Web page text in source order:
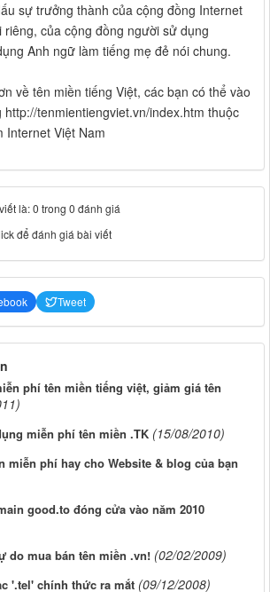
sự trưởng thành của cộng đồng Internet
riêng, của cộng đồng người sử dụng
Anh ngữ làm tiếng mẹ đẻ nói chung.
về tên miền tiếng Việt, các bạn có thể vào
tenmientiengviet.vn/index.htm thuộc
Internet Việt Nam
là: 0 trong 0 đánh giá
để đánh giá bài viết
Tweet
phí tên miền tiếng việt, giảm giá tên
miễn phí tên miền .TK (15/08/2010)
miễn phí hay cho Website & blog của bạn
good.to đóng cửa vào năm 2010
do mua bán tên miền .vn! (02/02/2009)
'.tel' chính thức ra mắt (09/12/2008)